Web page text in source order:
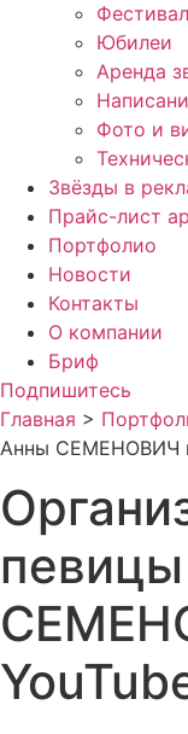
Юбилеи
Аренда
Фото и
Звёзды в
Прайс-лист
Портфолио
Новости
Контакты
О компании
Бриф
Подпишитесь
Главная >
Анны СЕМЕНОВИЧ